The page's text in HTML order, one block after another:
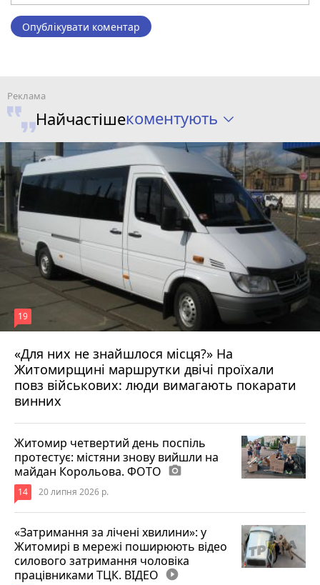
Опублікувати коментар
Найчастішекоментують
«Для них не знайшлося місця?» На
Житомирщині маршрутки двічі проїхали
повз військових: люди вимагають покарати
винних
19
17 липня 2026 р.
Житомир четвертий день поспіль
протестує: містяни знову вийшли на
майдан Корольова. ФОТО photo_camera
14 20 липня 2026 р.
«Затримання за лічені хвилини»: у
Житомирі в мережі поширюють відео
силового затримання чоловіка
працівниками ТЦК. ВІДЕО play_circle_filled